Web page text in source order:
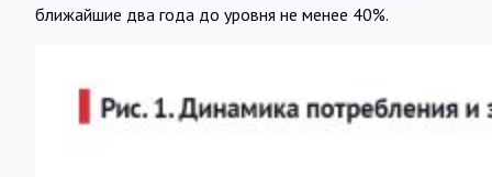
ближайшие два года до уровня не менее 40%.